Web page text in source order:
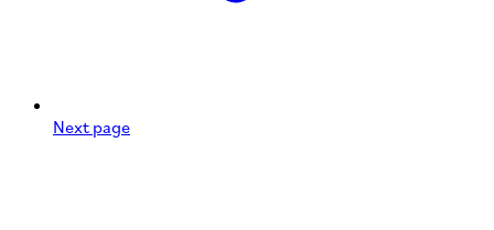
Next page